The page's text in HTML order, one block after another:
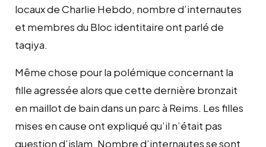
locaux de Charlie Hebdo, nombre d’internautes
et membres du Bloc identitaire ont parlé de
taqiya.
Même chose pour la polémique concernant la
fille agressée alors que cette dernière bronzait
en maillot de bain dans un parc à Reims. Les filles
mises en cause ont expliqué qu’il n’était pas
question d’islam. Nombre d’internautes se sont